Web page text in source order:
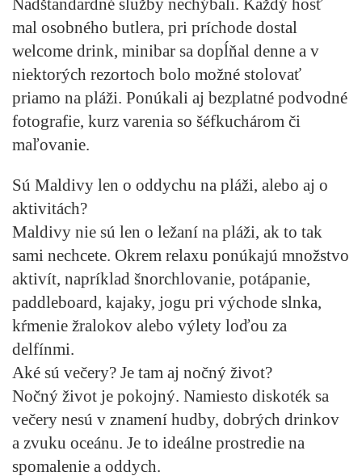
mal osobného butlera, pri príchode dostal
welcome drink, minibar sa dopĺňal denne a v
niektorých rezortoch bolo možné stolovať
priamo na pláži. Ponúkali aj bezplatné podvodné
fotografie, kurz varenia so šéfkuchárom či
maľovanie.
Sú Maldivy len o oddychu na pláži, alebo aj o
aktivitách?
Maldivy nie sú len o ležaní na pláži, ak to tak
sami nechcete. Okrem relaxu ponúkajú množstvo
aktivít, napríklad šnorchlovanie, potápanie,
paddleboard, kajaky, jogu pri východe slnka,
kŕmenie žralokov alebo výlety loďou za
delfínmi.
Aké sú večery? Je tam aj nočný život?
Nočný život je pokojný. Namiesto diskoték sa
večery nesú v znamení hudby, dobrých drinkov
a zvuku oceánu. Je to ideálne prostredie na
spomalenie a oddych.